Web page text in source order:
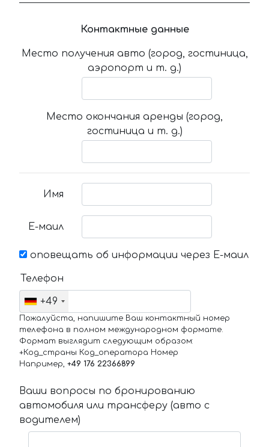
Контактные данные
Место получения авто (город, гостиница,
аэропорт и т. д.)
Место окончания аренды (город,
гостиница и т. д.)
Имя
Е-маил
оповещать об информации через Е-маил
Телефон
+49
Пожалуйста, напишите Ваш контактный номер
телефона в полном международном формате.
Формат выглядит следующим образом:
+Код_страны Код_оператора Номер
Например, +49 176 22366899
Ваши вопросы по бронированию
автомобиля или трансферу (авто с
водителем)